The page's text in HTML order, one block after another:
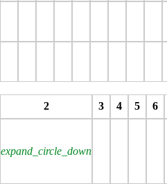
2 3 4 5
6
expand_circle_down